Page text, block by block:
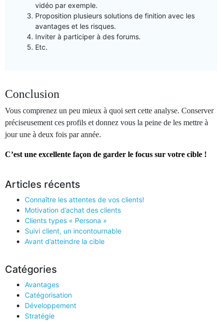
vidéo par exemple.
Proposition plusieurs solutions de finition avec les
avantages et les risques.
Inviter à participer à des forums.
Etc.
Conclusion
Vous comprenez un peu mieux à quoi sert cette analyse. Conserver
préciseusement ces profils et donnez vous la peine de les mettre à
jour une à deux fois par année.
C’est une excellente façon de garder le focus sur votre cible !
Articles récents
Connaître les attentes de vos clients!
Motivation d’achat des clients
Clients types « Persona »
Suivi client, un incontournable
Avant d’atteindre la cible
Catégories
Avantages
Catégorisation
Développement
Stratégie